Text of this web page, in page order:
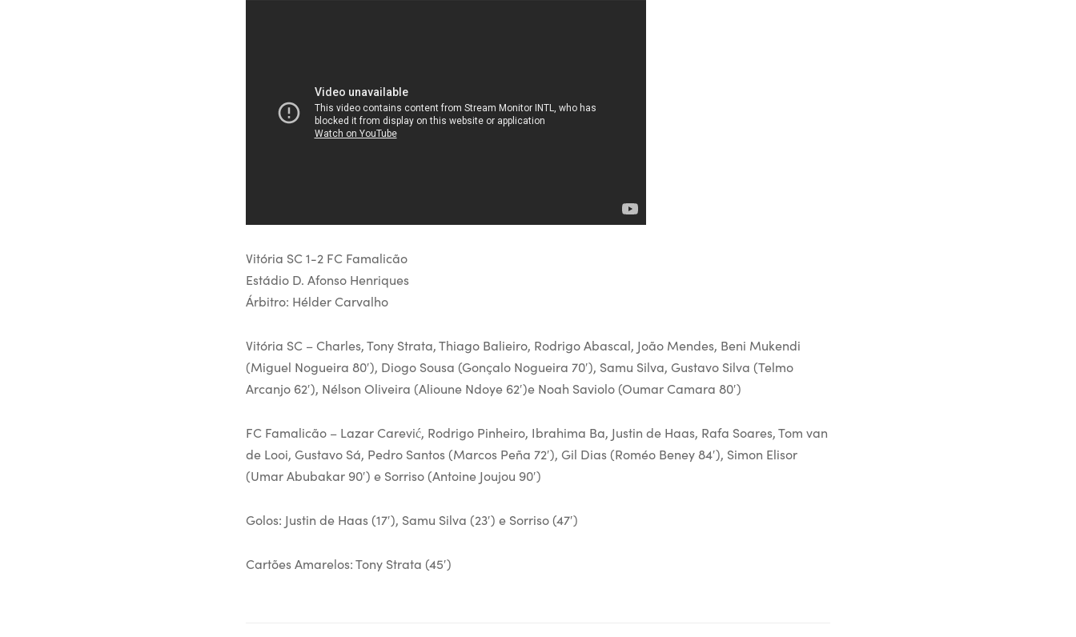
Vitória SC 1-2 FC Famalicão
Estádio D. Afonso Henriques
Árbitro: Hélder Carvalho
Vitória SC – Charles, Tony Strata, Thiago Balieiro, Rodrigo Abascal, João Mendes, Beni Mukendi
(Miguel Nogueira 80′), Diogo Sousa (Gonçalo Nogueira 70′), Samu Silva, Gustavo Silva (Telmo
Arcanjo 62′), Nélson Oliveira (Alioune Ndoye 62′)e Noah Saviolo (Oumar Camara 80′)
FC Famalicão – Lazar Carević, Rodrigo Pinheiro, Ibrahima Ba, Justin de Haas, Rafa Soares, Tom van
de Looi, Gustavo Sá, Pedro Santos (Marcos Peña 72′), Gil Dias (Roméo Beney 84′), Simon Elisor
(Umar Abubakar 90′) e Sorriso (Antoine Joujou 90′)
Golos: Justin de Haas (17′), Samu Silva (23′) e Sorriso (47′)
Cartões Amarelos: Tony Strata (45′)